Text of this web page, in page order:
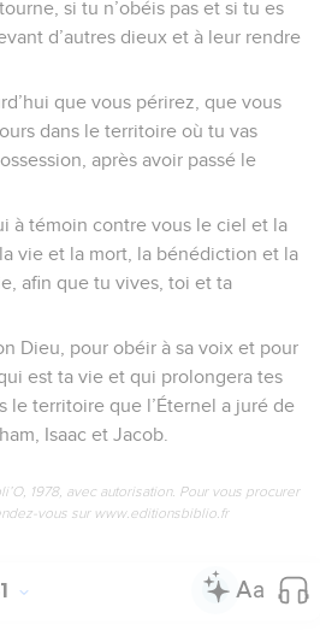
si tu n’obéis pas et si tu es
d’autres dieux et à leur rendre
que vous périrez, que vous
dans le territoire où tu vas
après avoir passé le
à témoin contre vous le ciel et la
vie et la mort, la bénédiction et la
afin que tu vives, toi et ta
Dieu, pour obéir à sa voix et pour
est ta vie et qui prolongera tes
le territoire que l’Éternel a juré de
Isaac et Jacob.
1978, avec autorisation. Pour vous procurer
vous sur www.editionsbiblio.fr